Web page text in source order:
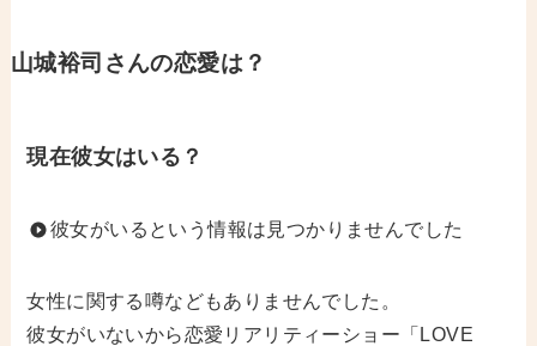
山城裕司 さんの恋愛は？
現在彼女はいる？
彼女がいるという情報は見つかりませんでした
女性に関する噂などもありませんでした。
彼女がいないから恋愛リアリティーショー「LOVE